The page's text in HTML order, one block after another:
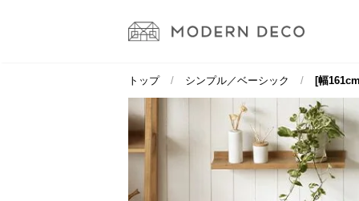
トップ シンプル／ベーシック [幅